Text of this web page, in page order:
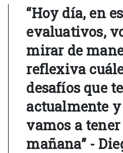
“Hoy día, en
evaluativos,
mirar de
reflexiva
desafíos que
actualmente
vamos a
mañana” -